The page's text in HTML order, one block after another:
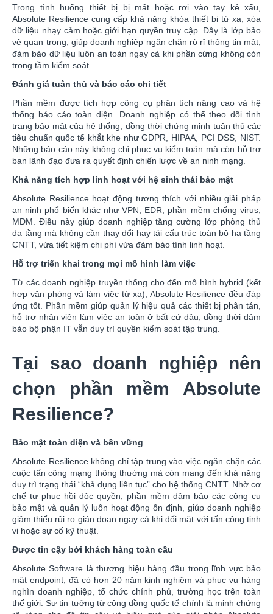
Trong tình huống thiết bị bị mất hoặc rơi vào tay kẻ xấu,
Absolute Resilience cung cấp khả năng khóa thiết bị từ xa, xóa
dữ liệu nhạy cảm hoặc giới hạn quyền truy cập. Đây là lớp bảo
vệ quan trọng, giúp doanh nghiệp ngăn chặn rò rỉ thông tin mật,
đảm bảo dữ liệu luôn an toàn ngay cả khi phần cứng không còn
trong tầm kiểm soát.
Đánh giá tuân thủ và báo cáo chi tiết
Phần mềm được tích hợp công cụ phân tích nâng cao và hệ
thống báo cáo toàn diện. Doanh nghiệp có thể theo dõi tình
trạng bảo mật của hệ thống, đồng thời chứng minh tuân thủ các
tiêu chuẩn quốc tế khắt khe như GDPR, HIPAA, PCI DSS, NIST.
Những báo cáo này không chỉ phục vụ kiểm toán mà còn hỗ trợ
ban lãnh đạo đưa ra quyết định chiến lược về an ninh mạng.
Khả năng tích hợp linh hoạt với hệ sinh thái bảo mật
Absolute Resilience hoạt động tương thích với nhiều giải pháp
an ninh phổ biến khác như VPN, EDR, phần mềm chống virus,
MDM. Điều này giúp doanh nghiệp tăng cường lớp phòng thủ
đa tầng mà không cần thay đổi hay tái cấu trúc toàn bộ hạ tầng
CNTT, vừa tiết kiệm chi phí vừa đảm bảo tính linh hoạt.
Hỗ trợ triển khai trong mọi mô hình làm việc
Từ các doanh nghiệp truyền thống cho đến mô hình hybrid (kết
hợp văn phòng và làm việc từ xa), Absolute Resilience đều đáp
ứng tốt. Phần mềm giúp quản lý hiệu quả các thiết bị phân tán,
hỗ trợ nhân viên làm việc an toàn ở bất cứ đâu, đồng thời đảm
bảo bộ phận IT vẫn duy trì quyền kiểm soát tập trung.
Tại sao doanh nghiệp nên
chọn phần mềm Absolute
Resilience?
Bảo mật toàn diện và bền vững
Absolute Resilience không chỉ tập trung vào việc ngăn chặn các
cuộc tấn công mạng thông thường mà còn mang đến khả năng
duy trì trạng thái “khả dụng liên tục” cho hệ thống CNTT. Nhờ cơ
chế tự phục hồi độc quyền, phần mềm đảm bảo các công cụ
bảo mật và quản lý luôn hoạt động ổn định, giúp doanh nghiệp
giảm thiểu rủi ro gián đoạn ngay cả khi đối mặt với tấn công tinh
vi hoặc sự cố kỹ thuật.
Được tin cậy bởi khách hàng toàn cầu
Absolute Software là thương hiệu hàng đầu trong lĩnh vực bảo
mật endpoint, đã có hơn 20 năm kinh nghiệm và phục vụ hàng
nghìn doanh nghiệp, tổ chức chính phủ, trường học trên toàn
thế giới. Sự tin tưởng từ cộng đồng quốc tế chính là minh chứng